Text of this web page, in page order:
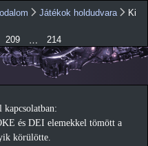
Játékok holdudvara
Ki
209 … 214
és DEI elemekkel tömött a
körülötte.